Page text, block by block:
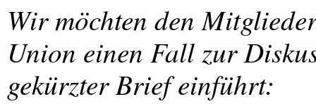
Wir möchten den
Union einen Fall zur
gekürzter Brief einführt: